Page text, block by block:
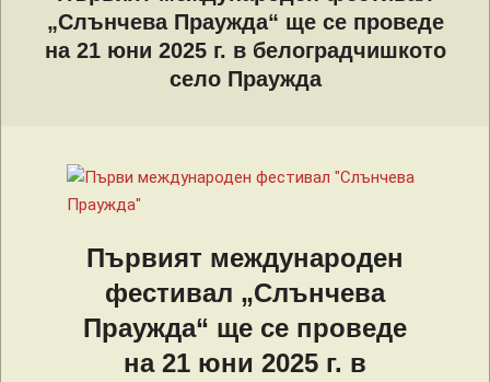
„Слънчева Праужда“ ще се проведе
на 21 юни 2025 г. в белоградчишкото
село Праужда
Първият международен
фестивал „Слънчева
Праужда“ ще се проведе
на 21 юни 2025 г. в